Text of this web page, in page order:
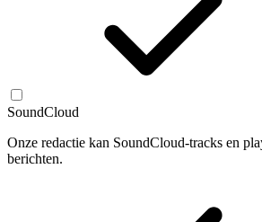
SoundCloud
Onze redactie kan SoundCloud-tracks en
berichten.